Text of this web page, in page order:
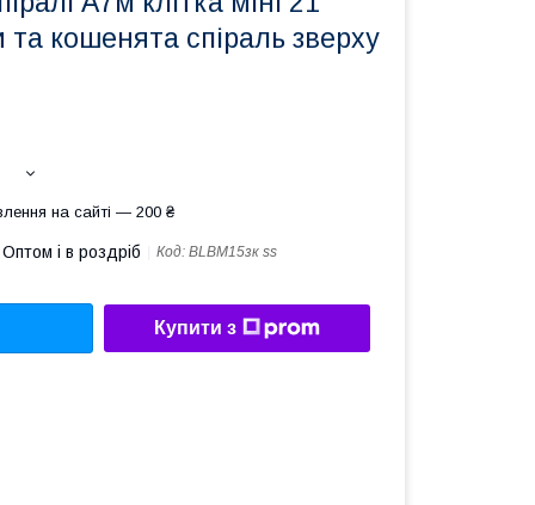
кошенята спіраль зверху
на сайті — 200 ₴
Оптом і в роздріб Код: BLBM15зк ss
Купити з